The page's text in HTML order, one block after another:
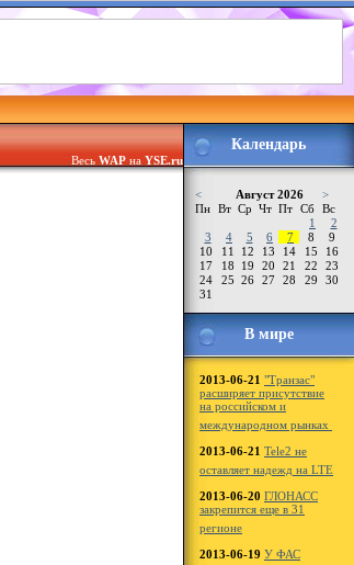
Весь WAP на YSE.ru
Календарь
< Август 2026
>
Пн Вт Ср Чт Пт Сб Вс
1
2
3
4 5 6 7 8
9
10
11 12 13 14 15
16
17
18 19 20 21 22
23
24
25 26 27 28 29
30
31
В мире
2013-06-21 "Транзас"
расширяет присутствие
на российском и
международном рынках
2013-06-21 Tele2 не
оставляет надежд на LTE
2013-06-20 ГЛОНАСС
закрепится еще в 31
регионе
2013-06-19 У ФАС